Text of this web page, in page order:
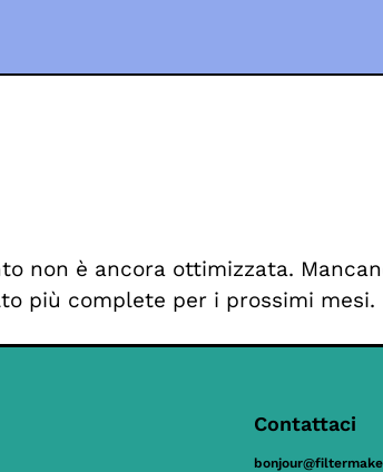
non è ancora ottimizzata.
più complete per i prossimi mesi.
Contattaci